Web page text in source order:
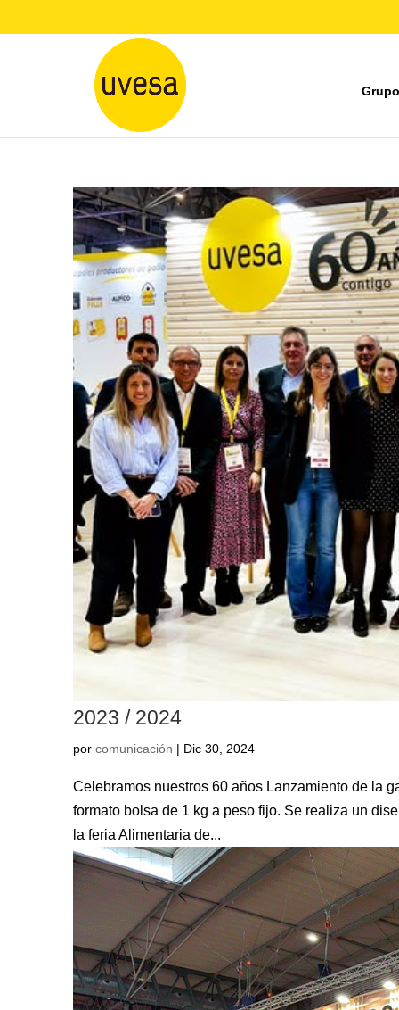
2023 / 2024
por comunicación | Dic 30, 2024
Celebramos nuestros 60 años Lanzamiento de la
formato bolsa de 1 kg a peso fijo. Se realiza un
la feria Alimentaria de...